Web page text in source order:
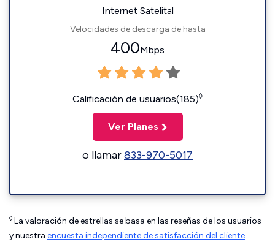
Internet Satelital
Velocidades de descarga de hasta
400Mbps
Calificación de usuarios(185)◊
Ver Planes
o llamar833-970-5017
◊ La valoración de estrellas se basa en las reseñas de los usuarios
y nuestra encuesta independiente de satisfacción del cliente.